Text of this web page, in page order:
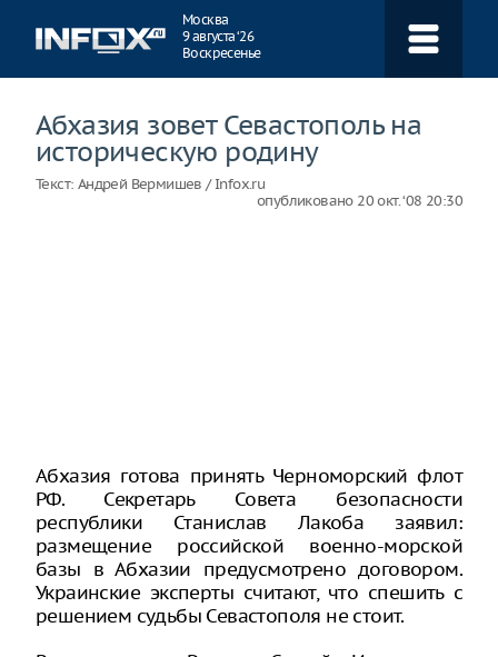
Москва
9 августа ‘26
Воскресенье
Абхазия зовет Севастополь на
историческую родину
Текст: Андрей Вермишев / Infox.ru
опубликовано 20 окт. ‘08 20:30
Абхазия готова принять Черноморский флот
РФ. Секретарь Совета безопасности
республики Станислав Лакоба заявил:
размещение российской военно-морской
базы в Абхазии предусмотрено договором.
Украинские эксперты считают, что спешить с
решением судьбы Севастополя не стоит.